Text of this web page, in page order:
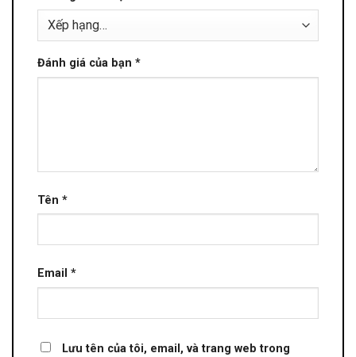
Đánh giá của bạn *
Tên *
Email *
Lưu tên của tôi, email, và trang web trong